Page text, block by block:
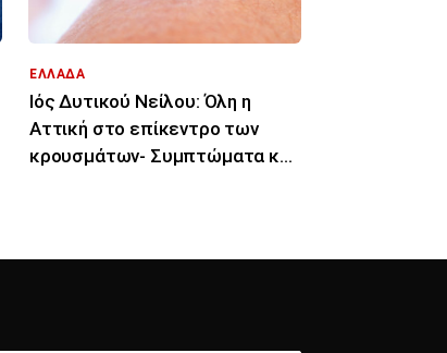
ΕΛΛΑΔΑ
Ιός Δυτικού Νείλου: Όλη η
Αττική στο επίκεντρο των
κρουσμάτων- Συμπτώματα και